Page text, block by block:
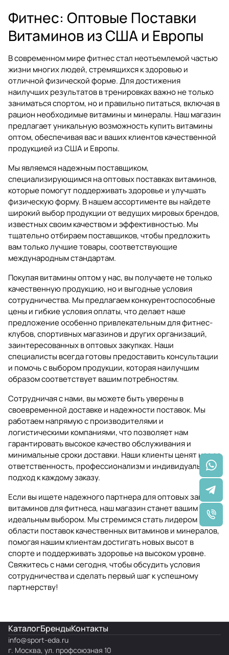
Фитнес: Оптовые Поставки
Витаминов из США и Европы
В современном мире фитнес стал неотъемлемой частью
жизни многих людей, стремящихся к здоровью и
отличной физической форме. Для достижения
наилучших результатов в тренировках важно не только
заниматься спортом, но и правильно питаться, включая в
рацион необходимые витамины и минералы. Наш магазин
предлагает уникальную возможность купить витамины
оптом, обеспечивая вас и ваших клиентов качественной
продукцией из США и Европы.
Мы являемся надежным поставщиком,
специализирующимся на оптовых поставках витаминов,
которые помогут поддерживать здоровье и улучшать
физическую форму. В нашем ассортименте вы найдете
широкий выбор продукции от ведущих мировых брендов,
известных своим качеством и эффективностью. Мы
тщательно отбираем поставщиков, чтобы предложить
вам только лучшие товары, соответствующие
международным стандартам.
Покупая витамины оптом у нас, вы получаете не только
качественную продукцию, но и выгодные условия
сотрудничества. Мы предлагаем конкурентоспособные
цены и гибкие условия оплаты, что делает наше
предложение особенно привлекательным для фитнес-
клубов, спортивных магазинов и других организаций,
заинтересованных в оптовых закупках. Наши
специалисты всегда готовы предоставить консультации
и помочь с выбором продукции, которая наилучшим
образом соответствует вашим потребностям.
Сотрудничая с нами, вы можете быть уверены в
своевременной доставке и надежности поставок. Мы
работаем напрямую с производителями и
логистическими компаниями, что позволяет нам
гарантировать высокое качество обслуживания и
минимальные сроки доставки. Наши клиенты ценят нас за
ответственность, профессионализм и индивидуальный
подход к каждому заказу.
Если вы ищете надежного партнера для оптовых закупок
витаминов для фитнеса, наш магазин станет вашим
идеальным выбором. Мы стремимся стать лидером в
области поставок качественных витаминов и минералов,
помогая нашим клиентам достигать новых высот в
спорте и поддерживать здоровье на высоком уровне.
Свяжитесь с нами сегодня, чтобы обсудить условия
сотрудничества и сделать первый шаг к успешному
партнерству!
КаталогБрендыКонтакты
info@sport-eda.ru
г. Москва, ул. профсоюзная 10